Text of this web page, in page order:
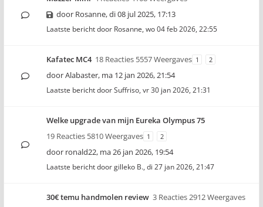
door Rosanne,di 08 jul 2025, 17:13
Laatste bericht door Rosanne, wo 04 feb 2026, 22:55
Kafatec MC4 18 Reacties 5557 Weergaves 1 2
doorAlabaster, ma 12 jan 2026, 21:54
Laatste bericht doorSuffriso, vr 30 jan 2026, 21:31
Welke upgrade van mijn Eureka Olympus 75
19 Reacties 5810 Weergaves 1 2
door ronald22, ma 26 jan 2026, 19:54
Laatste bericht doorgilleko B., di 27 jan 2026, 21:47
30€ temu handmolen review 3 Reacties 2912 Weergaves